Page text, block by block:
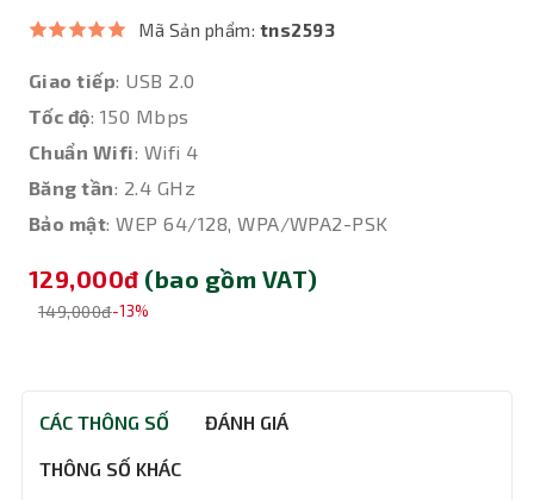
Mã Sản phẩm: tns2593
Giao tiếp: USB 2.0
Tốc độ: 150 Mbps
Chuẩn Wifi: Wifi 4
Băng tần: 2.4 GHz
Bảo mật: WEP 64/128, WPA/WPA2-PSK
129,000đ (bao gồm VAT)
149,000đ-13%
CÁC THÔNG SỐ ĐÁNH GIÁ
THÔNG SỐ KHÁC